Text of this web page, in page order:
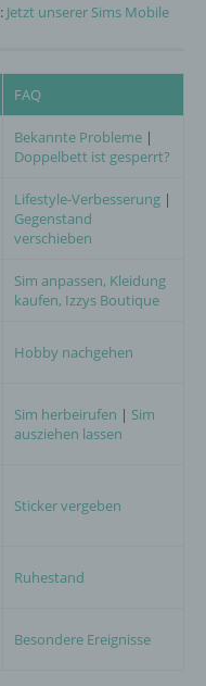
: Jetzt unserer Sims Mobile
FAQ
Bekannte Probleme |
Doppelbett ist gesperrt?
Lifestyle-Verbesserung |
Gegenstand
verschieben
Sim anpassen, Kleidung
kaufen, Izzys Boutique
Hobby nachgehen
Sim herbeirufen | Sim
ausziehen lassen
Sticker vergeben
Ruhestand
Besondere Ereignisse